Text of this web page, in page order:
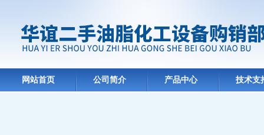
网站首页 公司简介 产品中心 技术支